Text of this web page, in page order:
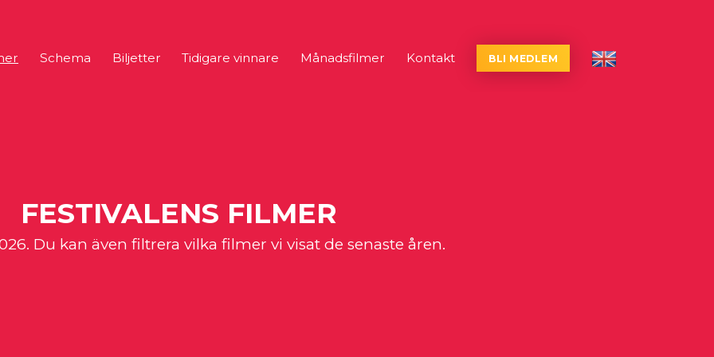
Schema Biljetter Tidigare vinnare Månadsfilmer Kontakt BLI MEDLEM
FESTIVALENS FILMER
Du kan även filtrera vilka filmer vi visat de senaste åren.